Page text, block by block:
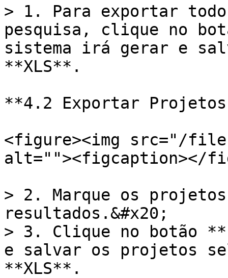
> 1. Para exportar
pesquisa, clique no
sistema irá gerar e
**XLS**.
**4.2 Exportar
<figure><img src="/files/
alt=""><figcaption></
> 2. Marque os
resultados.&#x20;
> 3. Clique no botão
e salvar os projetos
**XLS**.